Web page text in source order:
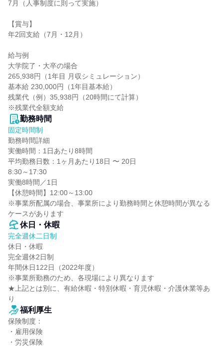
7月（人事制度に則って実施）
【賞与】
年2回支給（7月・12月）
給与例
大学院了・大卒の場合
265,938円（1年目 月収シミュレーション）
基本給 230,000円（1年目基本給）
残業代（例）35,938円（20時間にて計算）
※残業代全額支給
勤務時間
固定時間制
勤務時間詳細
実働時間：1日あたり8時間
平均勤務日数：1ヶ月あたり18日 〜 20日
8:30～17:30
実働8時間／1日
【休憩時間】12:00～13:00
※事業所配属の場合、事業所により勤務時間と休憩時間が異なる
ケースがあります
休日・休暇
完全週休二日制
休日・休暇
完全週休2日制
年間休日122日（2022年度）
※事業所勤務のため、各現場により異なります
★上記とは別に、有給休暇・特別休暇・育児休暇・介護休業等あ
り
福利厚生
保険制度：
・雇用保険
・労災保険